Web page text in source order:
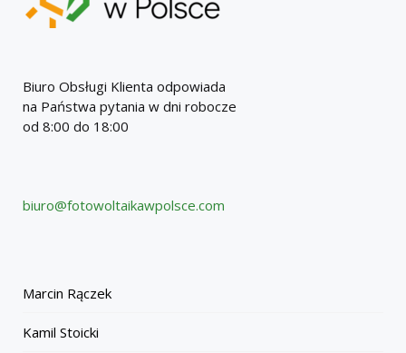
Biuro Obsługi Klienta odpowiada
na Państwa pytania w dni robocze
od 8:00 do 18:00
biuro@fotowoltaikawpolsce.com
Marcin Rączek
Kamil Stoicki